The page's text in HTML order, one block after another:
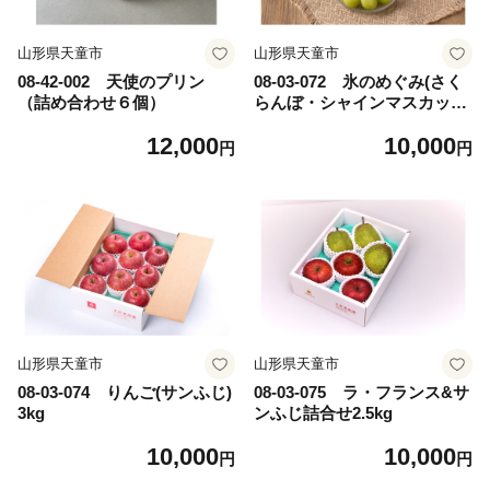
山形県天童市
08-42-002 天使のプリン
（詰め合わせ６個）
12,000円
山形県天童市
08-03-072 氷のめぐみ(さく
らんぼ・シャインマスカッ
10,000円
山形県天童市
08-03-074 りんご(サンふじ)
3kg
10,000円
山形県天童市
08-03-075 ラ・フランス&サ
ンふじ詰合せ2.5kg
10,000円